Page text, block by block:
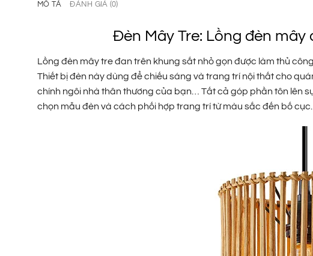
MÔ TẢ ĐÁNH GIÁ (0)
Đèn Mây Tre: Lồng đèn
Lồng đèn mây tre đan trên khung sắt nhỏ gọn được làm thủ
Thiết bị đèn này dùng để chiếu sáng và trang trí nội thất cho
chính ngôi nhà thân thương của bạn… Tất cả góp phần tôn lên
chọn mẫu đèn và cách phối hợp trang trí từ màu sắc đến bố cục…